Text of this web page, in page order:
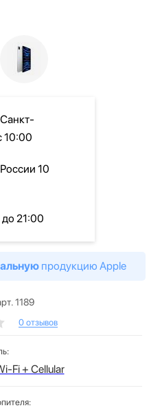
10:00
10
21:00
продукцию Apple
1189
0 отзывов
Fi + Cellular